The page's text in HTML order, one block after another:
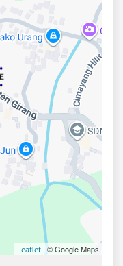
Leaflet | © Google Maps